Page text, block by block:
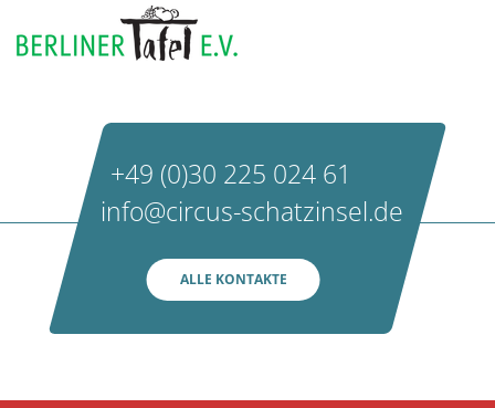
+49 (0)30 225 024 61
info@circus-schatzinsel.de
ALLE KONTAKTE